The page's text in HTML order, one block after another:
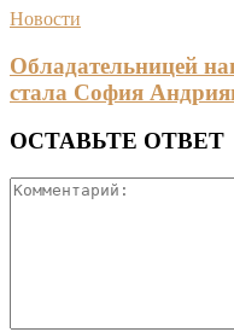
Новости
Обладательницей
стала София
ОСТАВЬТЕ ОТВЕТ